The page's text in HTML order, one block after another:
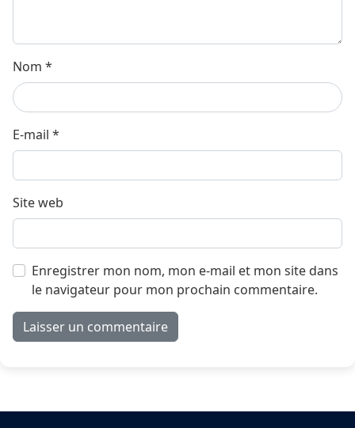
Nom *
E-mail *
Site web
Enregistrer mon nom, mon e-mail et mon site dans
le navigateur pour mon prochain commentaire.